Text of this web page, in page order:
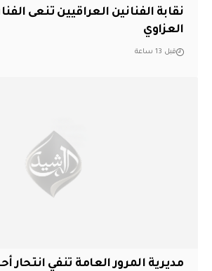
نقابة الفنانين العراقيين تنعى
العزاوي
قبل 13 ساعة
مديرية المرور العامة تنفي انتحار